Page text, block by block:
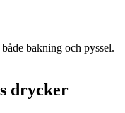
bakning och pyssel.
drycker